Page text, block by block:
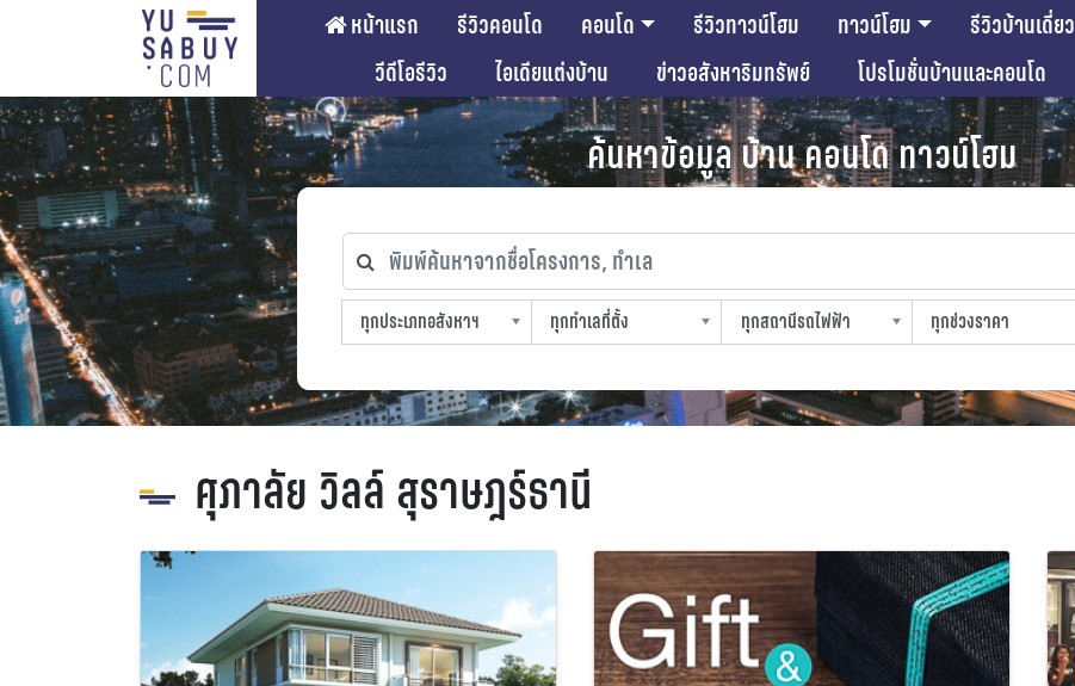
หน้าแรก รีวิวคอนโด คอนโด รีวิวทาวน์โฮม ทาวน์โฮม รีวิวบ้านเดี่ยว
วีดีโอรีวิว
ไอเดียแต่งบ้าน ข่าวอสังหาริมทรัพย์ โปรโมชั่นบ้านและคอนโด
ค้นหาข้อมูล บ้าน คอนโด ทาวน์โฮม
พิมพ์ค้นหาจากชื่อโครงการ, ทำเล
ทุกประเภทอสังหาฯ
ทุกประเภทอสังหาฯ
ทุกทำเลที่ตั้ง
ทุกทำเลที่ตั้ง
ทุกสถานีรถไฟฟ้า
ทุกสถานีรถไฟฟ้า
ทุกช่วงราคา
ทุกช่วงราคา
ศุภาลัย วิลล์ สุราษฎร์ธานี